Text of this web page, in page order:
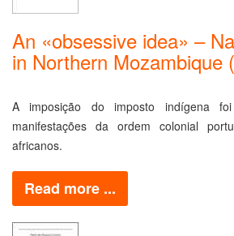
An «obsessive idea» –
in Northern Mozambique
A imposição do imposto indígena
manifestações da ordem colonial
africanos.
Read more ...